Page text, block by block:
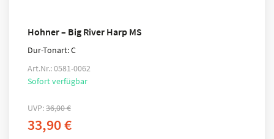
Hohner – Big River Harp MS
Dur-Tonart: C
Art.Nr.: 0581-0062
Sofort verfügbar
UVP:36,00€
33,90€